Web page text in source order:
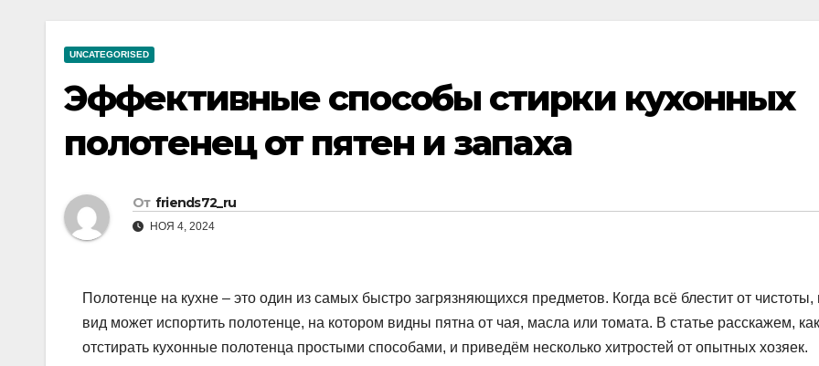
UNCATEGORISED
Эффективные способы стирки кухонных
полотенец от пятен и запаха
От friends72_ru
НОЯ 4, 2024
Полотенце на кухне – это один из самых быстро загрязняющихся предметов. Когда всё блестит от чистоты,
вид может испортить полотенце, на котором видны пятна от чая, масла или томата. В статье расскажем, как
отстирать кухонные полотенца простыми способами, и приведём несколько хитростей от опытных хозяек.